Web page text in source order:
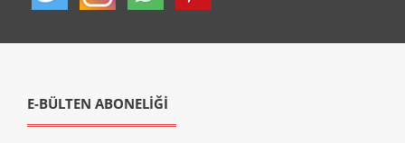
E-BÜLTEN ABONELİĞİ